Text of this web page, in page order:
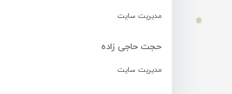
مدیریت سایت
حجت حاجی زاده
مدیریت سایت